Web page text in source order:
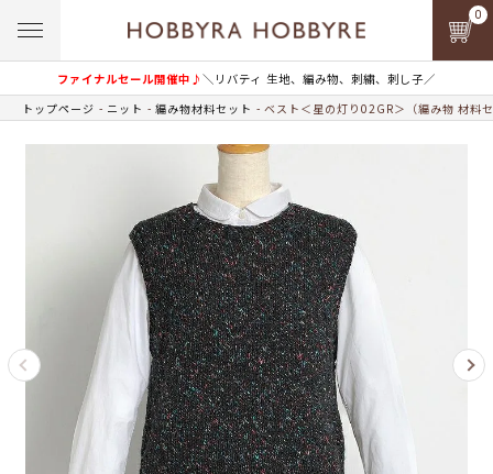
ファイナルセール開催中♪＼リバティ 生地、編み物、刺繍、刺し子／
0
トップページ ニット 編み物材料セット ベスト＜星の灯り02GR＞（編み物 材料